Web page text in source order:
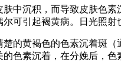
中沉积，而导致皮肤色
可引起褐黄病。日光照射
的黄褐色的色素沉着斑
色素沉着，在分娩后，